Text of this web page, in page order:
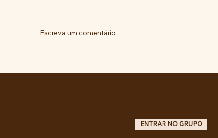
Escreva um comentário
ENTRAR NO GRUPO